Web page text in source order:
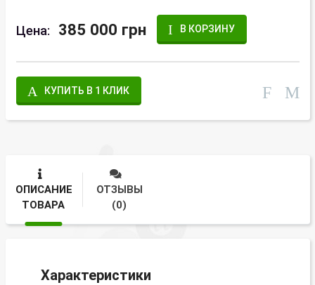
Цена: 385 000 грн В КОРЗИНУ
КУПИТЬ В 1 КЛИК
ОПИСАНИЕ
ТОВАРА
ОТЗЫВЫ
(0)
Характеристики